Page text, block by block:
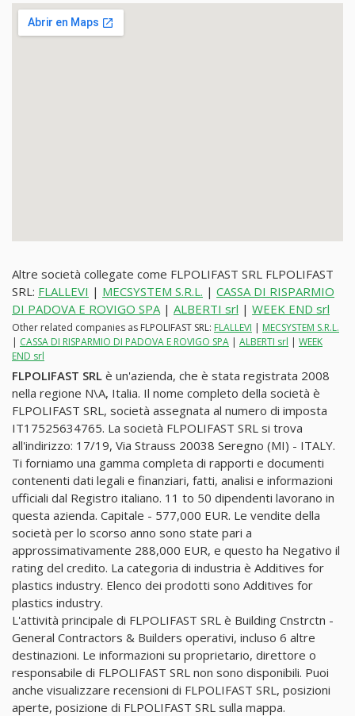
Altre società collegate come FLPOLIFAST SRL FLPOLIFAST
SRL: FLALLEVI | MECSYSTEM S.R.L. | CASSA DI RISPARMIO
DI PADOVA E ROVIGO SPA| ALBERTI srl | WEEK END srl
Other related companies as FLPOLIFAST SRL: FLALLEVI | MECSYSTEM S.R.L.
| CASSA DI RISPARMIO DI PADOVA E ROVIGO SPA | ALBERTI srl | WEEK
END srl
FLPOLIFAST SRL è un'azienda, che è stata registrata 2008
nella regione N\A, Italia. Il nome completo della società è
FLPOLIFAST SRL, società assegnata al numero di imposta
IT17525634765. La società FLPOLIFAST SRL si trova
all'indirizzo: 17/19, Via Strauss 20038 Seregno (MI) - ITALY.
Ti forniamo una gamma completa di rapporti e documenti
contenenti dati legali e finanziari, fatti, analisi e informazioni
ufficiali dal Registro italiano. 11 to 50 dipendenti lavorano in
questa azienda. Capitale - 577,000 EUR. Le vendite della
società per lo scorso anno sono state pari a
approssimativamente 288,000 EUR, e questo ha Negativo il
rating del credito. La categoria di industria è Additives for
plastics industry. Elenco dei prodotti sono Additives for
plastics industry.
L'attività principale di FLPOLIFAST SRL è Building Cnstrctn -
General Contractors & Builders operativi, incluso 6 altre
destinazioni. Le informazioni su proprietario, direttore o
responsabile di FLPOLIFAST SRL non sono disponibili. Puoi
anche visualizzare recensioni di FLPOLIFAST SRL, posizioni
aperte, posizione di FLPOLIFAST SRL sulla mappa.